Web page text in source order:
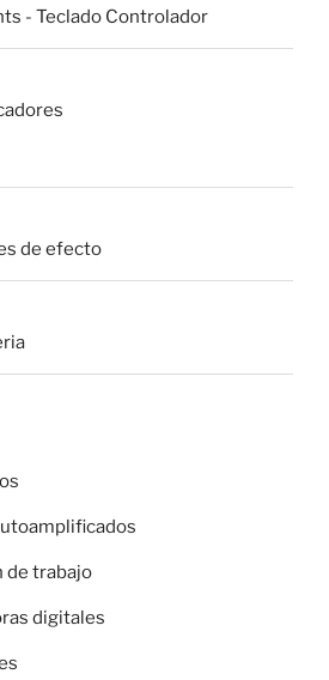
- Teclado Controlador
de efecto
de trabajo
digitales